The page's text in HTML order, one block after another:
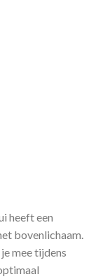
heeft een
bovenlichaam.
mee tijdens